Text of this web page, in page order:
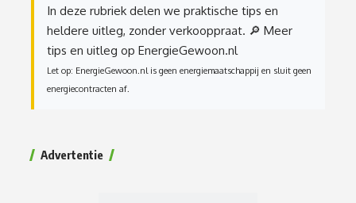
In deze rubriek delen we praktische tips en
heldere uitleg, zonder verkooppraat. 🔎 Meer
tips en uitleg op EnergieGewoon.nl
Let op: EnergieGewoon.nl is geen energiemaatschappij en sluit geen
energiecontracten af.
Advertentie